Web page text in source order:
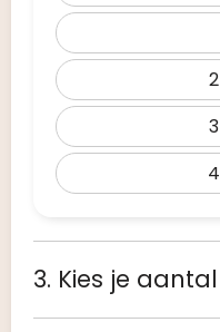
2
3
4
3. Kies je aantal